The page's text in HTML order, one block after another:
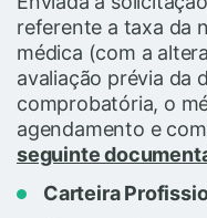
referente a taxa da
médica (com a
avaliação prévia da
comprobatória, o
agendamento e
seguinte
Carteira